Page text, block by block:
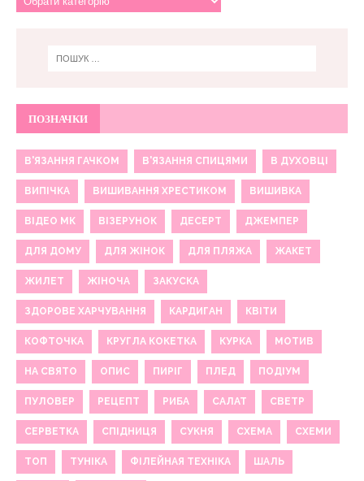
ПОЗНАЧКИ
В'ЯЗАННЯ ГАЧКОМ В'ЯЗАННЯ СПИЦЯМИ В ДУХОВЦІ
ВИПІЧКА ВИШИВАННЯ ХРЕСТИКОМ ВИШИВКА
ВІДЕО МК ВІЗЕРУНОК ДЕСЕРТ ДЖЕМПЕР
ДЛЯ ДОМУ ДЛЯ ЖІНОК ДЛЯ ПЛЯЖА ЖАКЕТ
ЖИЛЕТ ЖІНОЧА ЗАКУСКА
ЗДОРОВЕ ХАРЧУВАННЯ КАРДИГАН КВІТИ
КОФТОЧКА КРУГЛА КОКЕТКА КУРКА МОТИВ
НА СВЯТО ОПИС ПИРІГ ПЛЕД ПОДІУМ
ПУЛОВЕР РЕЦЕПТ РИБА САЛАТ СВЕТР
СЕРВЕТКА СПІДНИЦЯ СУКНЯ СХЕМА СХЕМИ
ТОП ТУНІКА ФІЛЕЙНАЯ ТЕХНІКА ШАЛЬ